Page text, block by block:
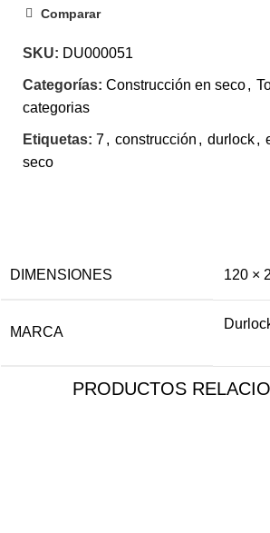
Comparar
SKU: DU000051
Categorías: Construcción en seco,
categorias
Etiquetas: 7, construcción , durlock,
seco
DIMENSIONES 120 ×
MARCA
PRODUCTOS